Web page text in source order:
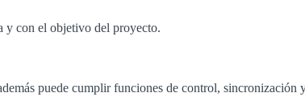
y con el objetivo del proyecto.
puede cumplir funciones de control, sincronización